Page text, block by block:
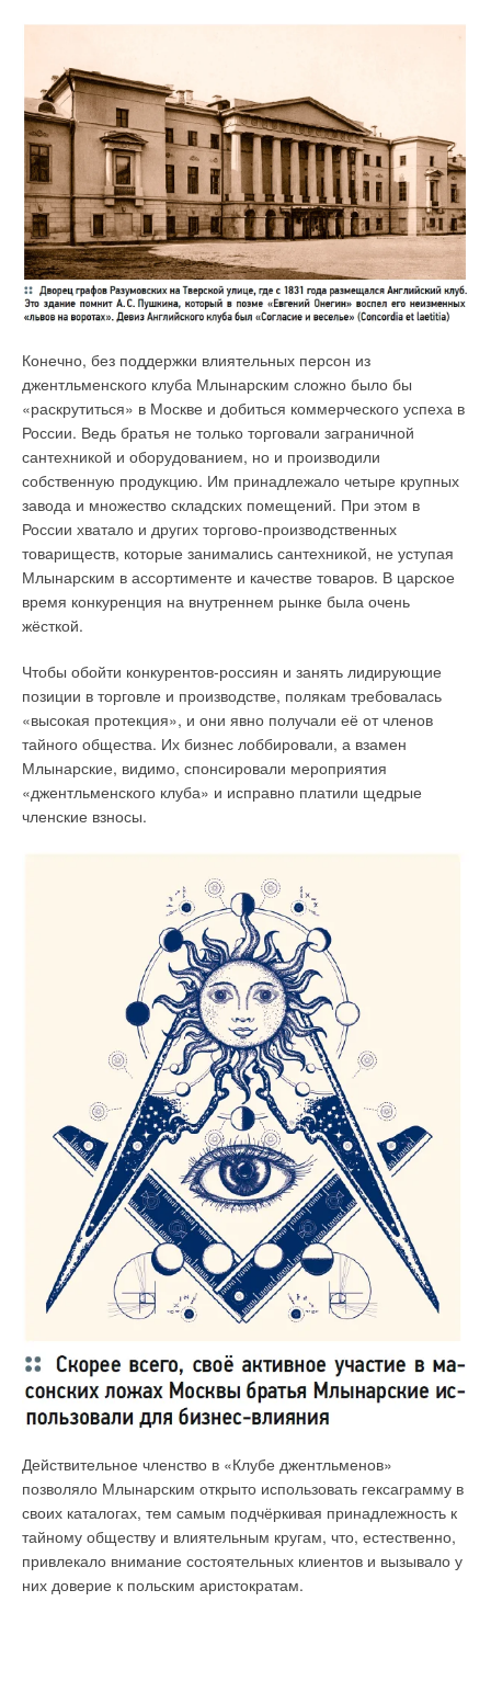
Конечно, без поддержки влиятельных персон из
джентльменского клуба Млынарским сложно было бы
«раскрутиться» в Москве и добиться коммерческого успеха в
России. Ведь братья не только торговали заграничной
сантехникой и оборудованием, но и производили
собственную продукцию. Им принадлежало четыре крупных
завода и множество складских помещений. При этом в
России хватало и других торгово-производственных
товариществ, которые занимались сантехникой, не уступая
Млынарским в ассортименте и качестве товаров. В царское
время конкуренция на внутреннем рынке была очень
жёсткой.
Чтобы обойти конкурентов-россиян и занять лидирующие
позиции в торговле и производстве, полякам требовалась
«высокая протекция», и они явно получали её от членов
тайного общества. Их бизнес лоббировали, а взамен
Млынарские, видимо, спонсировали мероприятия
«джентльменского клуба» и исправно платили щедрые
членские взносы.
Действительное членство в «Клубе джентльменов»
позволяло Млынарским открыто использовать гексаграмму в
своих каталогах, тем самым подчёркивая принадлежность к
тайному обществу и влиятельным кругам, что, естественно,
привлекало внимание состоятельных клиентов и вызывало у
них доверие к польским аристократам.